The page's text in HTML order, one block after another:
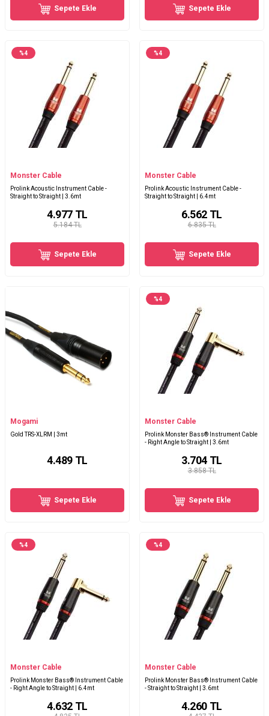
Sepete Ekle Sepete Ekle
%4
Monster Cable
Prolink Acoustic Instrument Cable -
Straight to Straight | 3.6mt
5.184 TL
4.977 TL
Sepete Ekle
%4
Monster Cable
Prolink Acoustic Instrument Cable -
Straight to Straight | 6.4mt
6.835 TL
6.562 TL
Sepete Ekle
Mogami
Gold TRS-XLRM | 3mt
4.489 TL
Sepete Ekle
%4
Monster Cable
Prolink Monster Bass® Instrument Cable
- Right Angle to Straight | 3.6mt
3.858 TL
3.704 TL
Sepete Ekle
%4
Monster Cable
Prolink Monster Bass® Instrument Cable
- Right Angle to Straight | 6.4mt
4.632 TL
%4
Monster Cable
Prolink Monster Bass® Instrument Cable
- Straight to Straight | 3.6mt
4.260 TL